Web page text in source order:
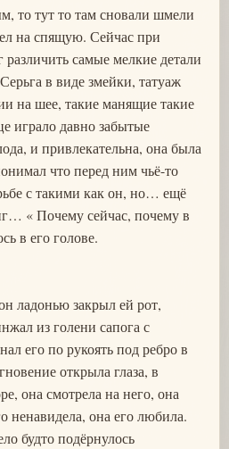
то тут то там сновали шмели
на спящую. Сейчас при
самые мелкие детали
в виде змейки, татуаж
на шее, такие манящие такие
играло давно забытые
и привлекательна, она была
что перед ним чьё-то
с такими как он, но… ещё
« Почему сейчас, почему в
в его голове.
ладонью закрыл ей рот,
из голени сапога с
его по рукоять под ребро в
открыла глаза, в
она смотрела на него, она
ненавидела, она его любила.
будто подёрнулось